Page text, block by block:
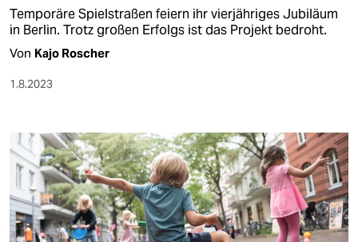
Temporäre Spielstraßen feiern ihr vierjähriges Jubiläum
in Berlin. Trotz großen Erfolgs ist das Projekt bedroht.
Von Kajo Roscher
1.8.2023